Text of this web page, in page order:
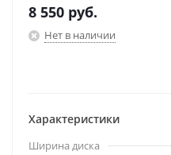
8 550 руб.
Нет в наличии
Характеристики
Ширина диска